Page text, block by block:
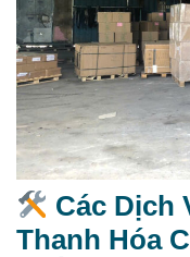
Các Dịch
Thanh Hóa